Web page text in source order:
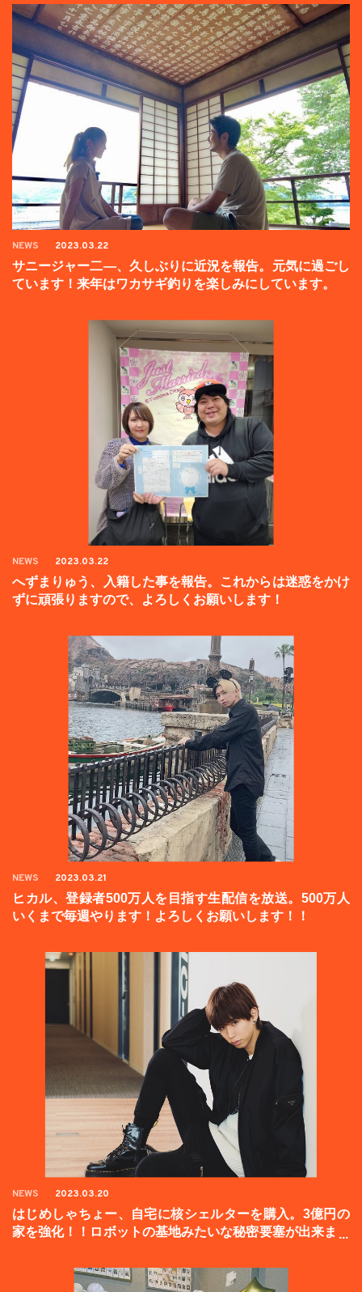
NEWS 2023.03.22
サニージャー二―、久しぶりに近況を報告。元気に過ごし
ています！来年はワカサギ釣りを楽しみにしています。
NEWS 2023.03.22
へずまりゅう、入籍した事を報告。これからは迷惑をかけ
ずに頑張りますので、よろしくお願いします！
NEWS 2023.03.21
ヒカル、登録者500万人を目指す生配信を放送。500万人
いくまで毎週やります！よろしくお願いします！！
NEWS 2023.03.20
はじめしゃちょー、自宅に核シェルターを購入。3億円の
家を強化！！ロボットの基地みたいな秘密要塞が出来まし